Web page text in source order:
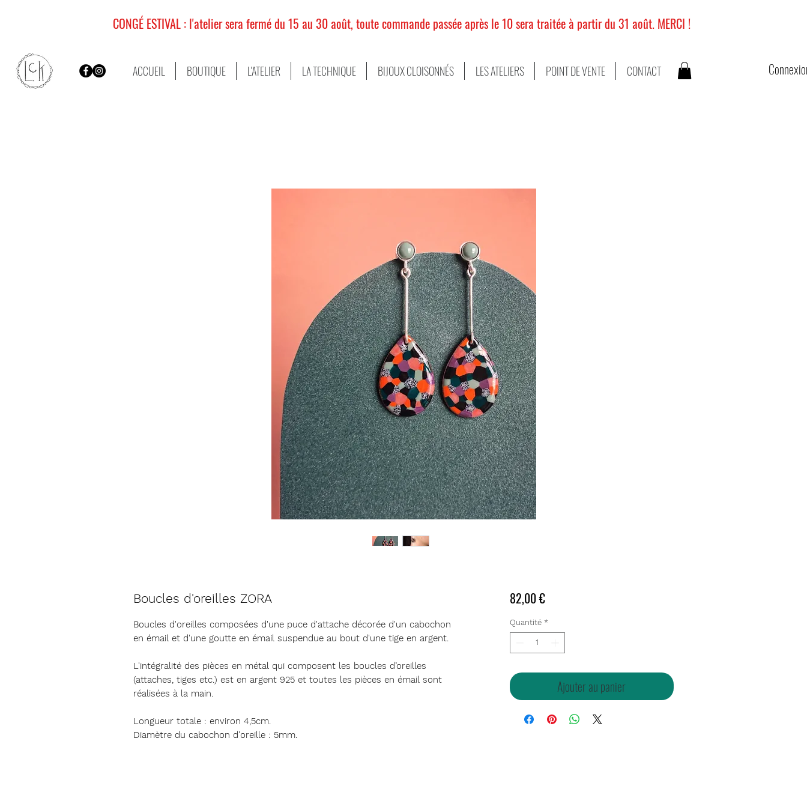
CONGÉ ESTIVAL : l'atelier sera fermé du 15 au 30 août, toute commande passée après le 10 sera traitée à partir du 31 août. MERCI !
ACCUEIL BOUTIQUE L'ATELIER LA TECHNIQUE BIJOUX CLOISONNÉS LES ATELIERS POINT DE VENTE CONTACT
Boucles d'oreilles ZORA
Boucles d'oreilles composées d'une puce d'attache décorée d'un cabochon
en émail et d'une goutte en émail suspendue au bout d'une tige en argent.
L'intégralité des pièces en métal qui composent les boucles d’oreilles
(attaches, tiges etc.) est en argent 925 et toutes les pièces en émail sont
réalisées à la main.
Longueur totale : environ 4,5cm.
Diamètre du cabochon d'oreille : 5mm.
82,00 €Prix
Quantité *
Ajouter au panier